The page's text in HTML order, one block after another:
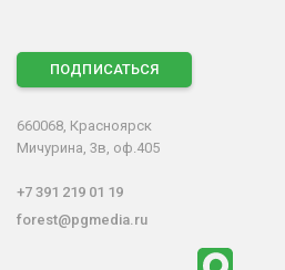
ПОДПИСАТЬСЯ
660068, Красноярск
Мичурина, 3в, оф.405
+7 391 219 01 19
forest@pgmedia.ru